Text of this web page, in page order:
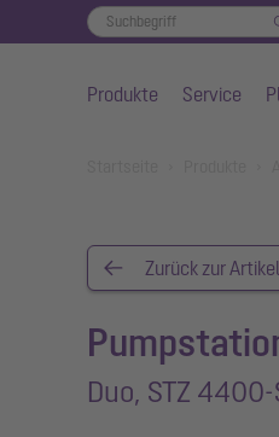
Produkte Service
Zurück zur
Duo, STZ 4400-